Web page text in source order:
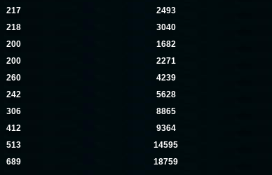
217
2493
218
3040
200
1682
200
2271
260
4239
242
5628
306
8865
412
9364
513
14595
689
18759